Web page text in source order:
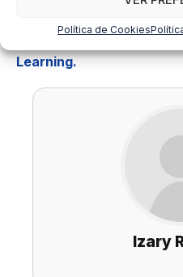
Política de Cookies
nuestro Máster en
Learning.
Izary